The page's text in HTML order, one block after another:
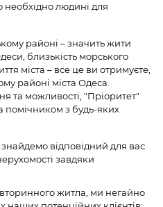
людині для
районі – значить жити
близькість морського
міста – все це ви отримуєте,
районі міста Одеса.
та можливості, "Пріоритет"
помічником з будь-яких
відповідний для вас
завдяки
житла, ми негайно